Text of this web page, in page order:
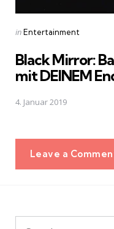
Posted
inEntertainment
Black Mirror:
mit DEINEM
4. Januar 2019
Leave a